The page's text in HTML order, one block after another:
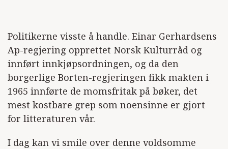
Politikerne visste å handle. Einar Gerhardsens
Ap-regjering opprettet Norsk Kulturråd og
innført innkjøpsordningen, og da den
borgerlige Borten-regjeringen fikk makten i
1965 innførte de momsfritak på bøker, det
mest kostbare grep som noensinne er gjort
for litteraturen vår.
I dag kan vi smile over denne voldsomme